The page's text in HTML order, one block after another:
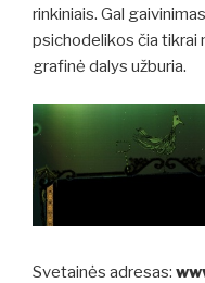
rinkiniais. Gal
psichodelikos čia
grafinė dalys užburia.
Svetainės adresas: